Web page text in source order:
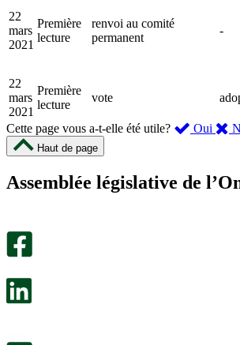
22
mars
2021
Première
lecture
renvoi au comité
permanent
-
22
mars
2021
Première
lecture
vote
Cette page vous a-t-elle été utile? Oui ,
été
Haut de page
Assemblée législative de